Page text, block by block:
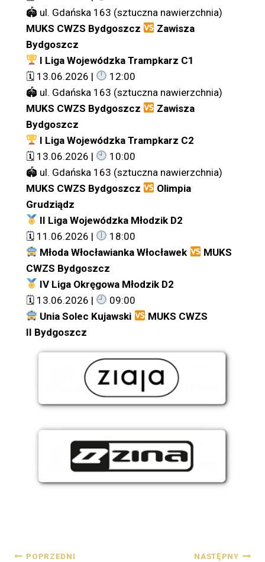
🏟 ul. Gdańska 163 (sztuczna nawierzchnia)
MUKS CWZS Bydgoszcz
Zawisza
Bydgoszcz
I Liga Wojewódzka Trampkarz C1
🗓 13.06.2026 |
12:00
🏟 ul. Gdańska 163 (sztuczna nawierzchnia)
MUKS CWZS Bydgoszcz
Zawisza
Bydgoszcz
I Liga Wojewódzka Trampkarz C2
🗓 13.06.2026 |
10:00
🏟 ul. Gdańska 163 (sztuczna nawierzchnia)
MUKS CWZS Bydgoszcz
Olimpia
Grudziądz
II Liga Wojewódzka Młodzik D2
🗓 11.06.2026 |
18:00
Młoda Włocławianka Włocławek
MUKS
CWZS Bydgoszcz
IV Liga Okręgowa Młodzik D2
🗓 13.06.2026 |
09:00
Unia Solec Kujawski
MUKS CWZS
II Bydgoszcz
POPRZEDNI NASTĘPNY